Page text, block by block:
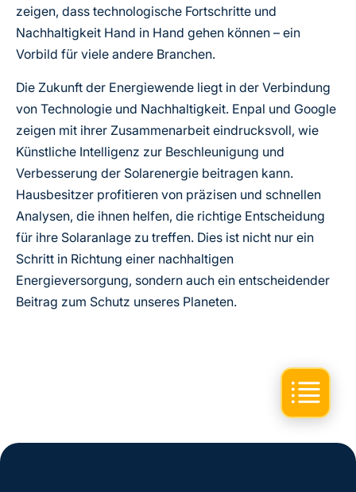
zeigen, dass technologische Fortschritte und
Nachhaltigkeit Hand in Hand gehen können – ein
Vorbild für viele andere Branchen.
Die Zukunft der Energiewende liegt in der Verbindung
von Technologie und Nachhaltigkeit. Enpal und Google
zeigen mit ihrer Zusammenarbeit eindrucksvoll, wie
Künstliche Intelligenz zur Beschleunigung und
Verbesserung der Solarenergie beitragen kann.
Hausbesitzer profitieren von präzisen und schnellen
Analysen, die ihnen helfen, die richtige Entscheidung
für ihre Solaranlage zu treffen. Dies ist nicht nur ein
Schritt in Richtung einer nachhaltigen
Energieversorgung, sondern auch ein entscheidender
Beitrag zum Schutz unseres Planeten.